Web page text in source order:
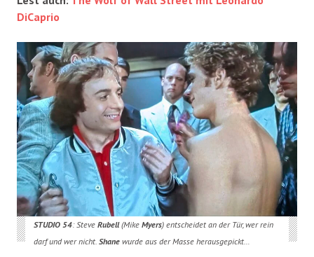
DiCaprio
STUDIO 54: Steve Rubell(Mike Myers) entscheidet an der Tür, wer rein
darf und wer nicht. Shanewurde aus der Masse herausgepickt…